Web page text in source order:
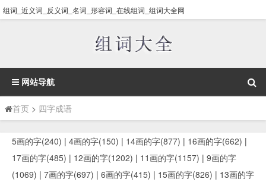
组词_近义词_反义词_名词_形容词_在线组词_组词大全网
网站导航
首页 > 四字成语
5画的字(240) | 4画的字(150) | 14画的字(877) | 16画的字(662) |
17画的字(485) | 12画的字(1202) | 11画的字(1157) | 9画的字
(1069) | 7画的字(697) | 6画的字(415) | 15画的字(826) | 13画的字